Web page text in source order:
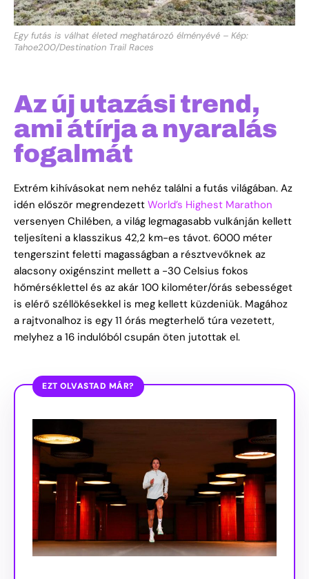
Egy futás is válhat életed meghatározó élményévé – Kép:
Tahoe200/Destination Trail Races
Az új utazási trend,
ami átírja a nyaralás
fogalmát
Extrém kihívásokat nem nehéz találni a futás világában. Az
idén először megrendezett World’s Highest Marathon
versenyen Chilében, a világ legmagasabb vulkánján kellett
teljesíteni a klasszikus 42,2 km-es távot. 6000 méter
tengerszint feletti magasságban a résztvevőknek az
alacsony oxigénszint mellett a -30 Celsius fokos
hőmérséklettel és az akár 100 kilométer/órás sebességet
is elérő széllökésekkel is meg kellett küzdeniük. Magához
a rajtvonalhoz is egy 11 órás megterhelő túra vezetett,
melyhez a 16 indulóból csupán öten jutottak el.
EZT OLVASTAD MÁR?